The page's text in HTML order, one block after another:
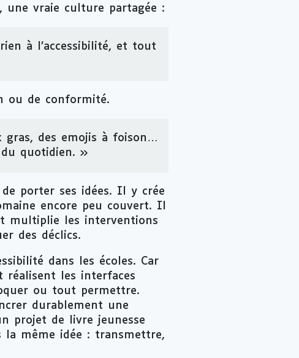
une vraie culture partagée :
à l’accessibilité, et tout
ou de conformité.
gras, des emojis à foison…
quotidien. »
porter ses idées. Il y crée
encore peu couvert. Il
multiplie les interventions
des déclics.
dans les écoles. Car
réalisent les interfaces
ou tout permettre.
durablement une
projet de livre jeunesse
la même idée : transmettre,